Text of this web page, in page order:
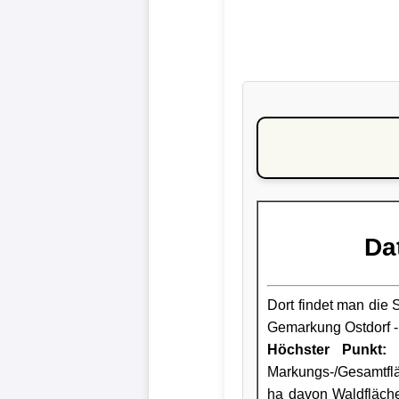
Dort findet man die
Gemarkung Ostdorf
Höchster Punkt:
Markungs-/
ha davon